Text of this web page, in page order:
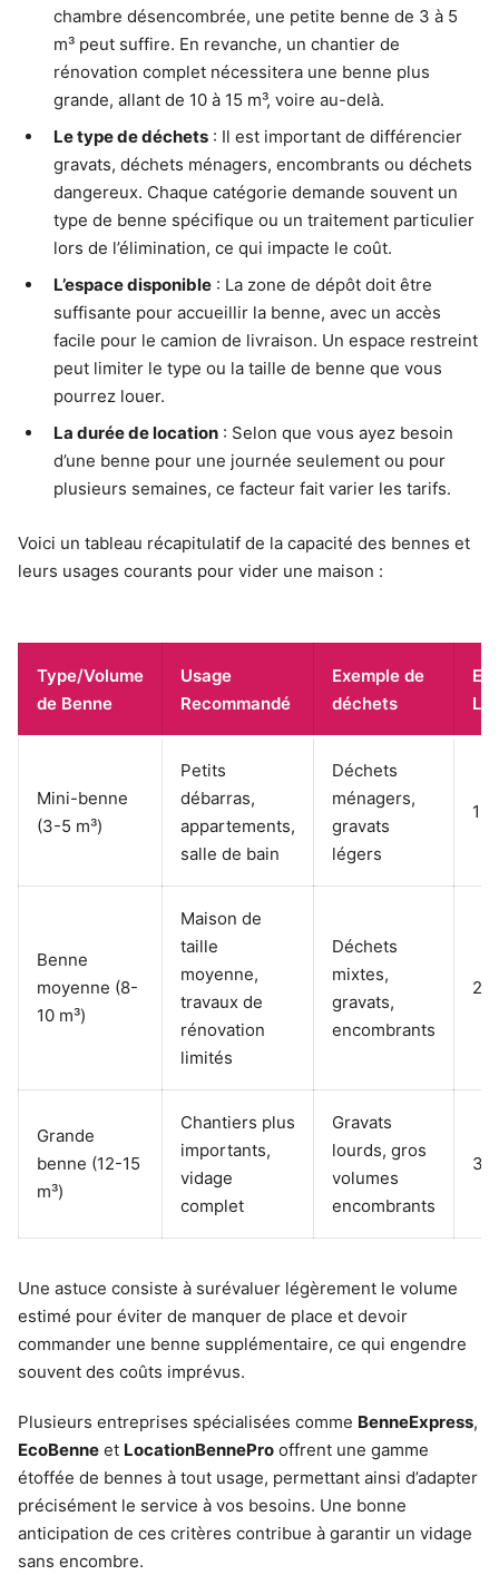
chambre désencombrée, une petite benne de 3 à 5
m³ peut suffire. En revanche, un chantier de
rénovation complet nécessitera une benne plus
grande, allant de 10 à 15 m³, voire au-delà.
Le type de déchets : Il est important de différencier
gravats, déchets ménagers, encombrants ou déchets
dangereux. Chaque catégorie demande souvent un
type de benne spécifique ou un traitement particulier
lors de l’élimination, ce qui impacte le coût.
L’espace disponible : La zone de dépôt doit être
suffisante pour accueillir la benne, avec un accès
facile pour le camion de livraison. Un espace restreint
peut limiter le type ou la taille de benne que vous
pourrez louer.
La durée de location : Selon que vous ayez besoin
d’une benne pour une journée seulement ou pour
plusieurs semaines, ce facteur fait varier les tarifs.
Voici un tableau récapitulatif de la capacité des bennes et
leurs usages courants pour vider une maison :
Type/Volume
de Benne
Usage
Recommandé
Exemple de
déchets
Mini-benne
(3-5 m³)
Petits
débarras,
appartements,
salle de bain
Déchets
ménagers,
gravats
légers
Benne
moyenne (8-
10 m³)
Maison de
taille
moyenne,
travaux de
rénovation
limités
Déchets
mixtes,
gravats,
encombrants
Grande
benne (12-15
m³)
Chantiers plus
importants,
vidage
complet
Gravats
lourds, gros
volumes
encombrants
Une astuce consiste à surévaluer légèrement le volume
estimé pour éviter de manquer de place et devoir
commander une benne supplémentaire, ce qui engendre
souvent des coûts imprévus.
Plusieurs entreprises spécialisées comme BenneExpress,
EcoBenne et LocationBennePro offrent une gamme
étoffée de bennes à tout usage, permettant ainsi d’adapter
précisément le service à vos besoins. Une bonne
anticipation de ces critères contribue à garantir un vidage
sans encombre.